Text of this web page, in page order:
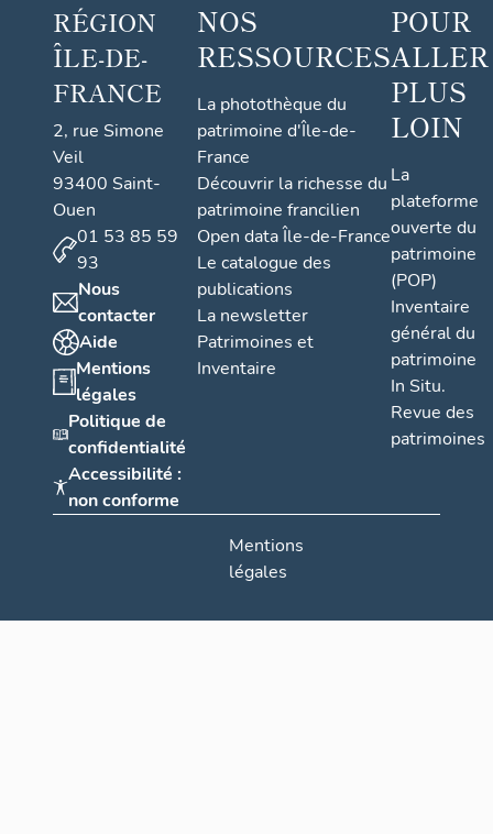
RÉGION
ÎLE-DE-
FRANCE
2, rue Simone
Veil
93400 Saint-
Ouen
01 53 85 59
93
Nous
contacter
Aide
Mentions
légales
Politique de
confidentialité
Accessibilité :
non conforme
NOS
RESSOURCES
La photothèque du
patrimoine d'Île-de-
France
Découvrir la richesse du
patrimoine francilien
Open data Île-de-France
Le catalogue des
publications
La newsletter
Patrimoines et
Inventaire
POUR
ALLER
PLUS
LOIN
La
plateforme
ouverte du
patrimoine
(POP)
Inventaire
général du
patrimoine
In Situ.
Revue des
patrimoines
Mentions
légales